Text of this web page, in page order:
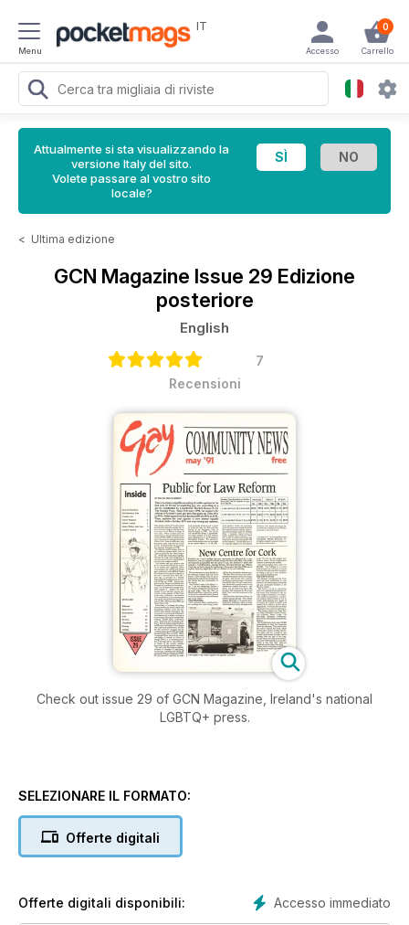
Menu
IT 0
Carrello
Accesso
Attualmente si sta visualizzando la
versione Italy del sito.
Volete passare al vostro sito
locale?
< Ultima edizione
GCN Magazine Issue 29 Edizione
posteriore
English
7
Recensioni
Check out issue 29 of GCN Magazine, Ireland's national
LGBTQ+ press.
SELEZIONARE IL FORMATO:
Offerte digitali
Accesso immediato
Offerte digitali disponibili: